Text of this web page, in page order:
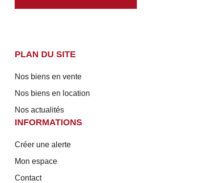
PLAN DU SITE
Nos biens en vente
Nos biens en location
Nos actualités
INFORMATIONS
Créer une alerte
Mon espace
Contact